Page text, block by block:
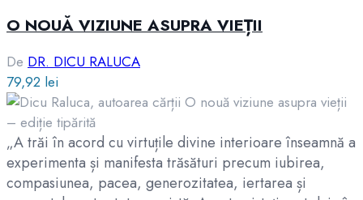
O NOUĂ VIZIUNE ASUPRA VIEȚII
De DR. DICU RALUCA
79,92 lei
„A trăi în acord cu virtuțile divine interioare înseamnă a
experimenta și manifesta trăsături precum iubirea,
compasiunea, pacea, generozitatea, iertarea și